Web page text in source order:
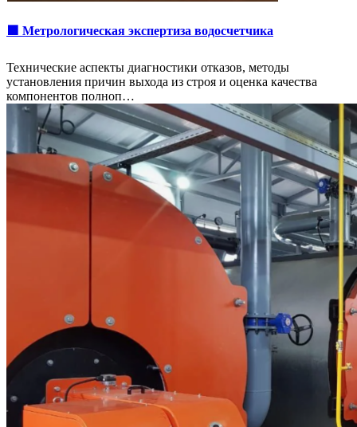
🟩 Метрологическая экспертиза водосчетчика
Технические аспекты диагностики отказов, методы
установления причин выхода из строя и оценка качества
компонентов полноп…